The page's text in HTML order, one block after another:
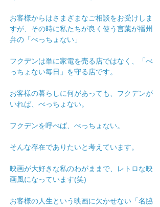
お客様からはさまざまなご相談をお受けしま
すが、その時に私たちが良く使う言葉が播州
弁の「べっちょない」
フクデンは単に家電を売る店ではなく、「べ
っちょない毎日」を守る店です。
お客様の暮らしに何があっても、フクデンが
いれば、べっちょない。
フクデンを呼べば、べっちょない。
そんな存在でありたいと考えています。
映画が大好きな私のわがままで、レトロな映
画風になっています(笑)
お客様の人生という映画に欠かせない「名脇